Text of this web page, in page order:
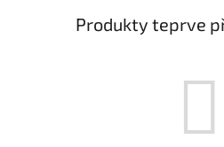
Produkty teprve